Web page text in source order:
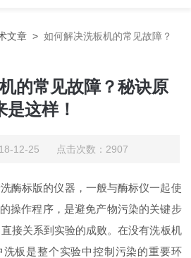
文章 >如何解决洗板机的常见故障？
的常见故障？秘诀原
是这样！
12-25 点击次数：2907
酶标版的仪器，一般与酶标仪一起使
操作程序，是避免产物污染的关键步
接关系到实验的成败。在没有洗板机
洗板是整个实验中控制污染的重要环